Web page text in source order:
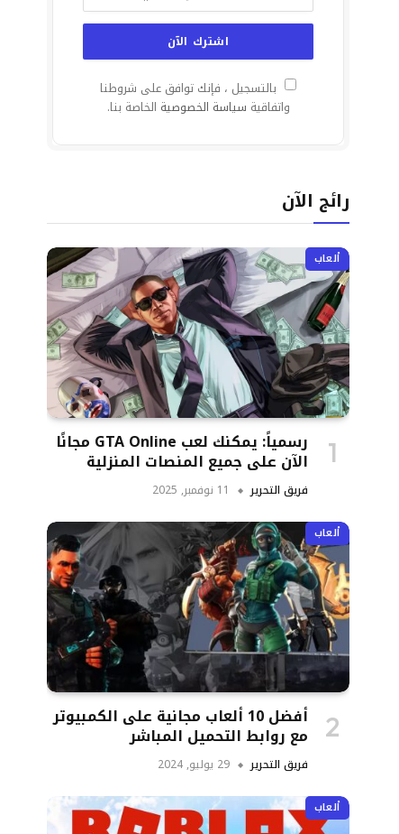
بالتسجيل ، فإنك توافق على شروطنا
واتفاقية سياسة الخصوصية الخاصة بنا.
رائج الآن
ألعاب
رسمياً: يمكنك لعب GTA Online مجانًا
الآن على جميع المنصات المنزلية
فريق التحرير 11 نوفمبر, 2025
ألعاب
أفضل 10 ألعاب مجانية على الكمبيوتر
مع روابط التحميل المباشر
فريق التحرير 29 يوليو, 2024
ألعاب